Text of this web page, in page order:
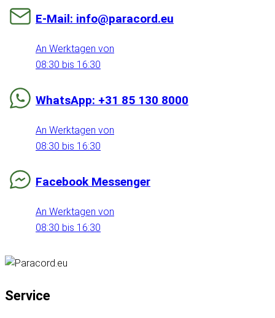
E-Mail: info@paracord.eu
An Werktagen von
08:30 bis 16:30
WhatsApp: +31 85 130 8000
An Werktagen von
08:30 bis 16:30
Facebook Messenger
An Werktagen von
08:30 bis 16:30
Service